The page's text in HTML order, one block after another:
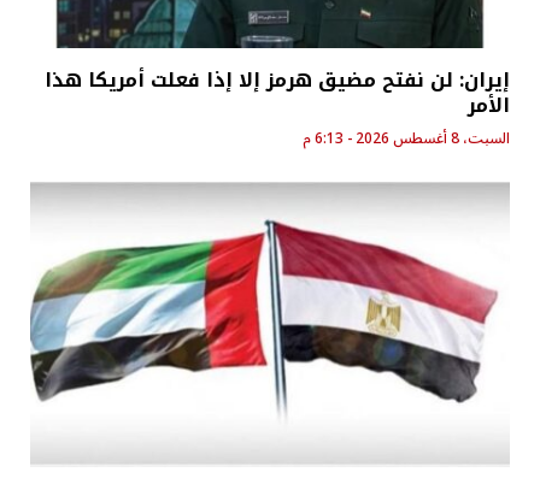
إيران: لن نفتح مضيق هرمز إلا إذا فعلت أمريكا هذا
الأمر
السبت، 8 أغسطس 2026 - 6:13 م